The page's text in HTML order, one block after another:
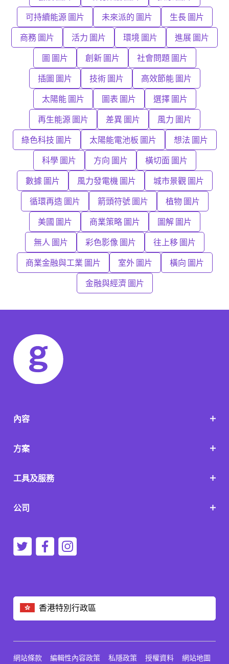
可持續能源 圖片 未來派的 圖片 生長 圖片
商務 圖片 活力 圖片 環境 圖片 進展 圖片
圖 圖片 創新 圖片 社會問題 圖片
插圖 圖片 技術 圖片 高效節能 圖片
太陽能 圖片 圖表 圖片 選擇 圖片
再生能源 圖片 差異 圖片 風力 圖片
綠色科技 圖片 太陽能電池板 圖片 想法 圖片
科學 圖片 方向 圖片 橫切面 圖片
數據 圖片 風力發電機 圖片 城市景觀 圖片
循環再造 圖片 箭頭符號 圖片 植物 圖片
美國 圖片 商業策略 圖片 圖解 圖片
無人 圖片 彩色影像 圖片 往上移 圖片
商業金融與工業 圖片 室外 圖片 橫向 圖片
金融與經濟 圖片
香港特別行政區
內容
方案
工具及服務
公司
網站條款 編輯性內容政策 私隱政策 授權資料 網站地圖